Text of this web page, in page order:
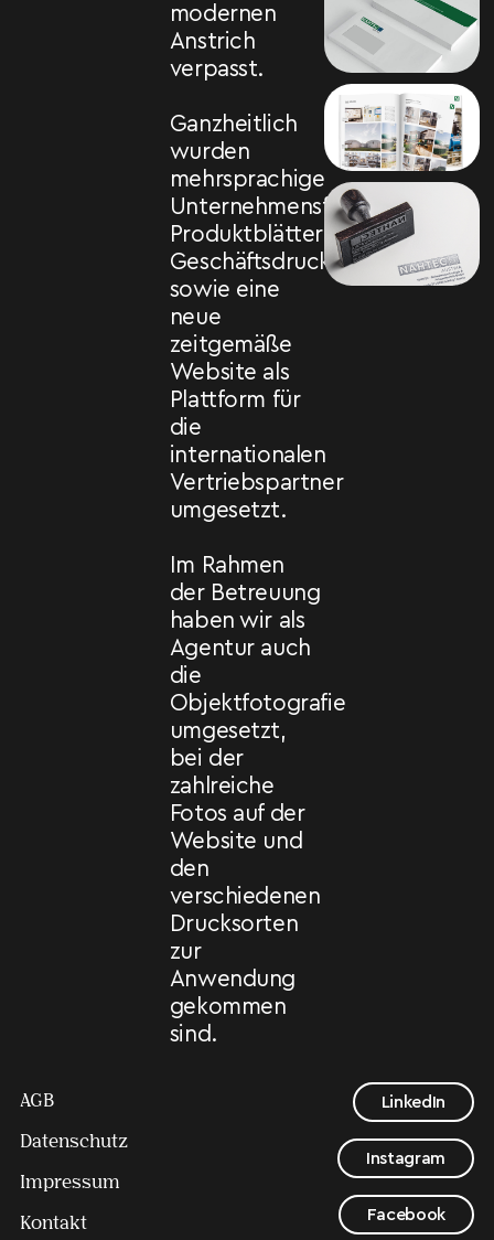
modernen
Anstrich
verpasst.
Ganzheitlich
wurden
mehrsprachige
Unternehmensfolder,
Produktblätter,
Geschäftsdrucksorten
sowie eine
neue
zeitgemäße
Website als
Plattform für
die
internationalen
Vertriebspartner
umgesetzt.
Im Rahmen
der Betreuung
haben wir als
Agentur auch
die
Objektfotografie
umgesetzt,
bei der
zahlreiche
Fotos auf der
Website und
den
verschiedenen
Drucksorten
zur
Anwendung
gekommen
sind.
AGB
Datenschutz
Impressum
Kontakt
LinkedIn
Instagram
Facebook